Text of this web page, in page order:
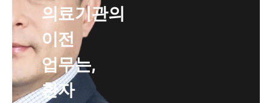
의료기관의
이전
업무는,
환자